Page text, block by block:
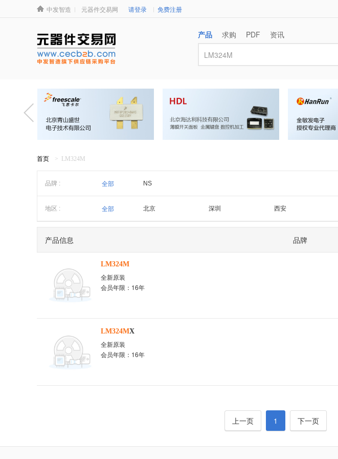
中发智造 元器件交易网 请登录 免费注册
产品 求购 PDF 资讯
首页 > LM324M
品牌 : 全部 NS
地区 : 全部 北京 深圳 西安
产品信息 品牌
LM324M
全新原装
会员年限：16年
LM324MX
全新原装
会员年限：16年
上一页 1 下一页